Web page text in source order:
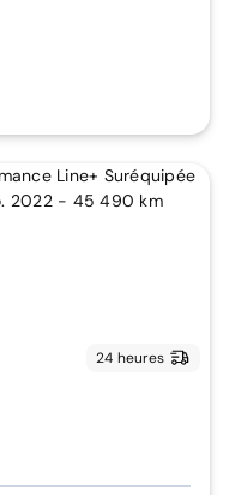
24 heures